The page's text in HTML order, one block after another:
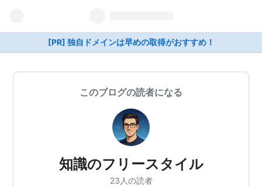
[PR] 独自ドメインは早めの取得がおすすめ！
このブログの読者になる
知識のフリースタイル
23人の読者